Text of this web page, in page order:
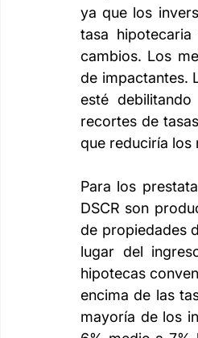
ya que los
tasa
cambios. Los
de impactantes.
esté
recortes de
que reduciría los
Para los
DSCR son
de propiedades
lugar del
hipotecas
encima de las
mayoría de los